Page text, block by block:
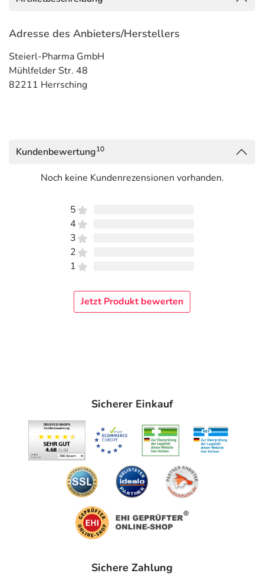
Adresse des Anbieters/Herstellers
Steierl-Pharma GmbH
Mühlfelder Str. 48
82211 Herrsching
Kundenbewertung10
Noch keine Kundenrezensionen vorhanden.
5
4
3
2
1
Jetzt Produkt bewerten
Sicherer Einkauf
Sichere Zahlung